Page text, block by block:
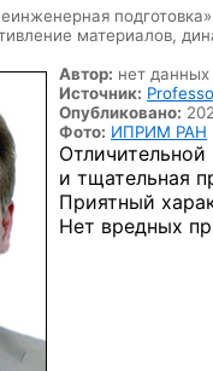
подготовка»
материалов,
Автор: нет данных
Источник:
Опубликовано:
Фото: ИПРИМ РАН
Отличительной
и тщательная
Приятный
Нет вредных